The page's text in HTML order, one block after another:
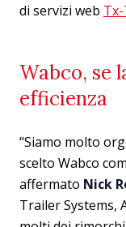
di servizi web
Wabco, se
efficienza
“Siamo molto
scelto Wabco
affermato Nick
Trailer Systems,